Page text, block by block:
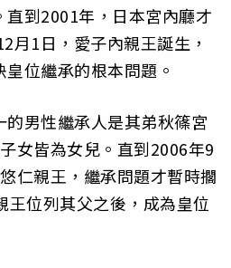
到2001年，日本宮內廳才
月1日，愛子內親王誕生，
位繼承的根本問題。
男性繼承人是其弟秋篠宮
女皆為女兒。直到2006年9
仁親王，繼承問題才暫時擱
王位列其父之後，成為皇位